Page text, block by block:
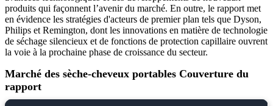
produits qui façonnent l’avenir du marché. En outre, le rapport met
en évidence les stratégies d'acteurs de premier plan tels que Dyson,
Philips et Remington, dont les innovations en matière de technologie
de séchage silencieux et de fonctions de protection capillaire ouvrent
la voie à la prochaine phase de croissance du secteur.
Marché des sèche-cheveux portables Couverture du
rapport